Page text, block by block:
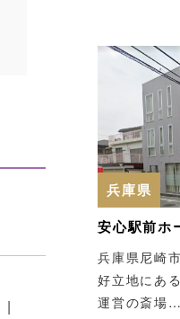
兵庫県
安心駅前ホ
兵庫県尼崎
好立地にあ
運営の斎場…